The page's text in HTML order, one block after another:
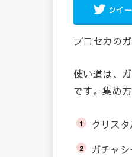
ツイ
プロセカの
使い道は、
です。集め
クリス
ガチャ